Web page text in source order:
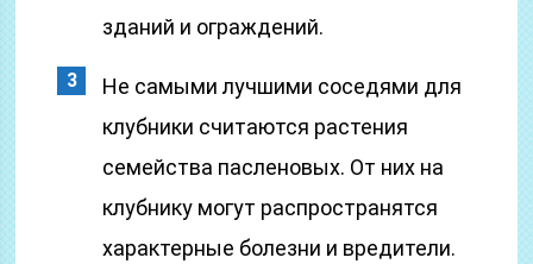
зданий и ограждений.
Не самыми лучшими соседями для
клубники считаются растения
семейства пасленовых. От них на
клубнику могут распространятся
характерные болезни и вредители.